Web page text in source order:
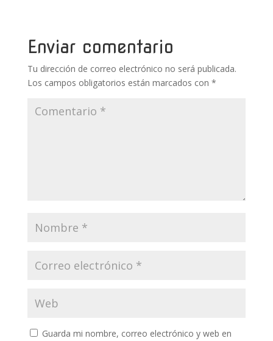
k
Enviar comentario
Tu dirección de correo electrónico no será publicada.
Los campos obligatorios están marcados con *
Guarda mi nombre, correo electrónico y web en